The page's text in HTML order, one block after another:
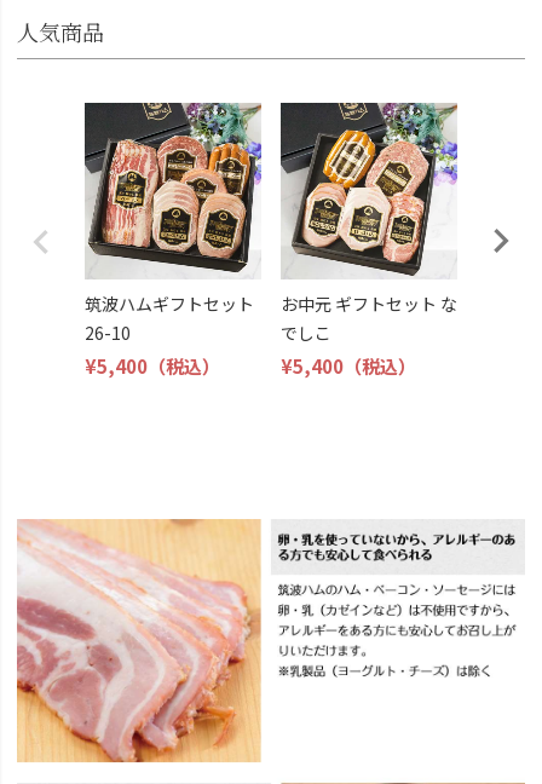
人気商品
筑波ハムギフトセット
26-10
¥5,400 （税込）
お中元 ギフトセット な
でしこ
¥5,400 （税込）